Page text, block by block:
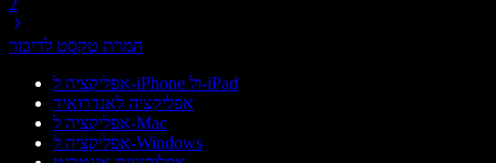
2
המרת טקסט לדיבור
אפליקציה ל-iPhone ול-iPad
אפליקציה לאנדרואיד
אפליקציה ל-Mac
אפליקציה ל-Windows